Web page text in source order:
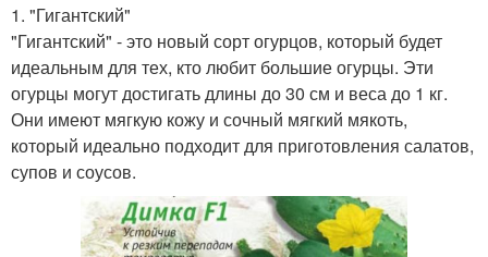
1. "Гигантский"
"Гигантский" - это новый сорт огурцов, который будет
идеальным для тех, кто любит большие огурцы. Эти
огурцы могут достигать длины до 30 см и веса до 1 кг.
Они имеют мягкую кожу и сочный мягкий мякоть,
который идеально подходит для приготовления салатов,
супов и соусов.